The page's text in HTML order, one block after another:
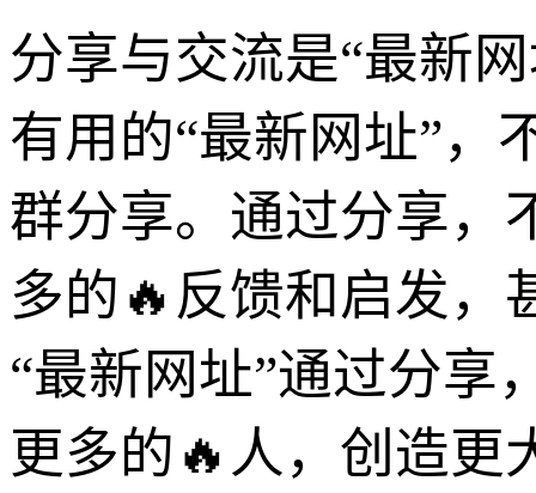
分享与交流是“最新
有用的“最新网址”，
群分享。通过分享，
多的🔥反馈和启发，
“最新网址”通过分享
更多的🔥人，创造更